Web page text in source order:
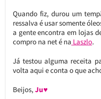
Quando fiz, durou um
ressalva é usar somente
a gente encontra em lojas
compro na net é na Laszlo.
Já testou alguma receita
volta aqui e conta o que
Beijos, Ju♥